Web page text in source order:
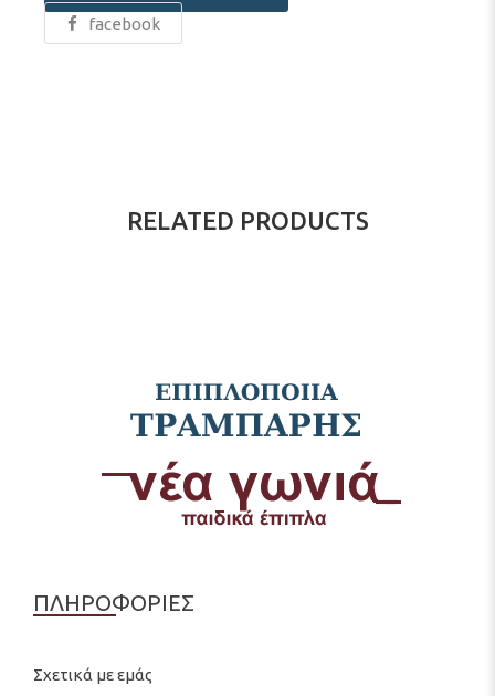
facebook
RELATED PRODUCTS
ΠΛΗΡΟΦΟΡΙΕΣ
Σχετικά με εμάς